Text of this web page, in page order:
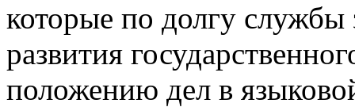
которые по долгу
развития
положению дел в